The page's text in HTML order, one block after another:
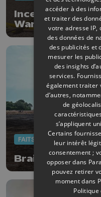
Incendie à
Waremme : «
évacués à
FAITS DIVERS
Braives : un
accéder à des
et traiter des
votre adresse IP,
des données de
des publicités et
mesurer les
des insights
services.
également traiter
d’autres,
de
s’appliquent
Certains
leur intérêt
consentement ;
opposer dans
pouvez retirer
moment dans